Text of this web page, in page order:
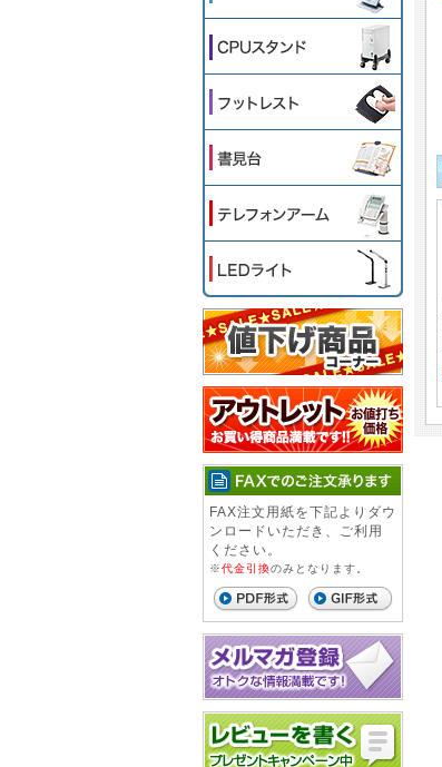
FAX注文用紙を下記よりダウ
ンロードいただき、ご利用
ください。
※代金引換のみとなります。